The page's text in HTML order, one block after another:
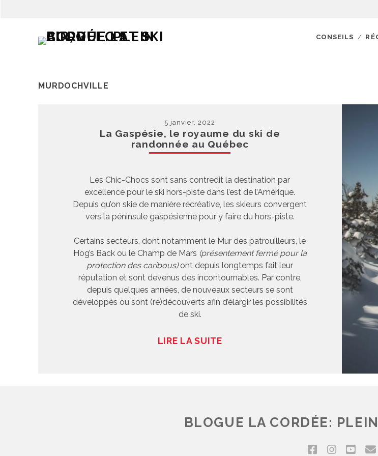
CONSEILS
MURDOCHVILLE
5 janvier, 2022
La Gaspésie, le royaume du ski de
randonnée au Québec
Les Chic-Chocs sont sans contredit la destination par
excellence pour le ski hors-piste dans l’est de l’Amérique.
Depuis qu’on skie de manière récréative, les skieurs convergent
vers la péninsule gaspésienne pour y faire du hors-piste.
Certains secteurs, dont notamment le Mur des patrouilleurs, le
Hog’s Back ou le Champ de Mars (présentement fermé pour la
protection des caribous)ont depuis longtemps fait leur
réputation et sont devenus des incontournables. Par contre,
depuis quelques années, de nouveaux secteurs se sont
développés ou sont (re)découverts afin d’élargir les possibilités
de ski.
LIRE LA SUITE
BLOGUE LA CORDÉE: